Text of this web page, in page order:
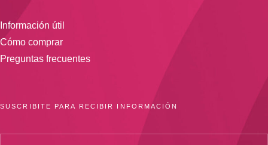
Información útil
Cómo comprar
Preguntas frecuentes
SUSCRIBITE PARA RECIBIR INFORMACIÓN